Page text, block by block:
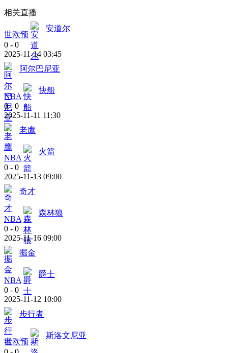
相关直播
世欧预
安道尔
0 - 0
2025-11-14 03:45
阿尔巴尼亚
NBA
快船
0 - 0
2025-11-11 11:30
老鹰
NBA
火箭
0 - 0
2025-11-13 09:00
奇才
NBA
森林狼
0 - 0
2025-11-16 09:00
掘金
NBA
爵士
0 - 0
2025-11-12 10:00
步行者
世欧预
斯洛文尼亚